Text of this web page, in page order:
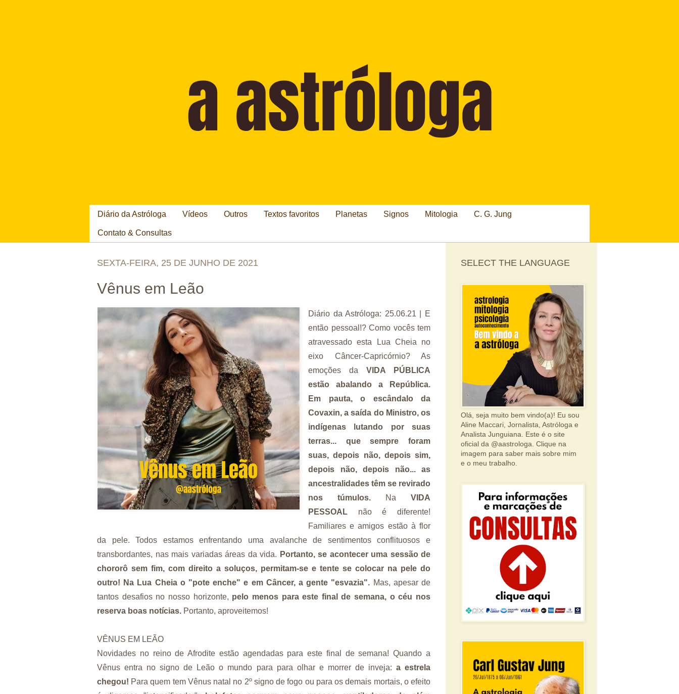
Diário da Astróloga Vídeos Outros Textos favoritos Planetas Signos Mitologia C. G. Jung
Contato & Consultas
SEXTA-FEIRA, 25 DE JUNHO DE 2021
Vênus em Leão
Diário da Astróloga: 25.06.21 |
E
então pessoal!? Como vocês tem
atravessado esta Lua Cheia no
eixo Câncer-Capricórnio? As
emoções da VIDA PÚBLICA
estão abalando a República.
Em pauta, o escândalo da
Covaxin, a saída do Ministro, os
indígenas lutando por suas
terras... que sempre foram
suas, depois não, depois sim,
depois não, depois não... as
ancestralidades têm se revirado
nos túmulos. Na VIDA
PESSOAL não é diferente!
Familiares e amigos estão à flor
da pele. Todos estamos enfrentando uma avalanche de sentimentos conflituosos e
transbordantes, nas mais variadas áreas da vida. Portanto, se acontecer uma sessão de
chororô sem fim, com direito a soluços, permitam-se e tente se colocar na pele do
outro! Na Lua Cheia o "pote enche" e em Câncer, a gente "esvazia". Mas, apesar de
tantos desafios no nosso horizonte, pelo menos para este final de semana, o céu nos
reserva boas notícias. Portanto, aproveitemos!
VÊNUS EM LEÃO
Novidades no reino de Afrodite estão agendadas para este final de semana! Quando a
Vênus entra no signo de Leão o mundo para para olhar e morrer de inveja: a estrela
chegou! Para quem tem Vênus natal no 2º signo de fogo ou para os demais mortais, o efeito
SELECT THE LANGUAGE
Olá, seja muito bem vindo(a)! Eu sou
Aline Maccari, Jornalista, Astróloga e
Analista Junguiana. Este é o site
oficial da @aastrologa. Clique na
imagem para saber mais sobre mim
e o meu trabalho.